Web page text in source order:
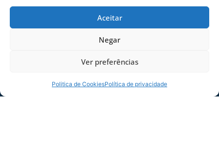
Aceitar
Negar
Ver preferências
Politica de CookiesPolítica de privacidade
COMPARTILHE ESSA NOTÍCIA
MAIS NOTÍCIAS